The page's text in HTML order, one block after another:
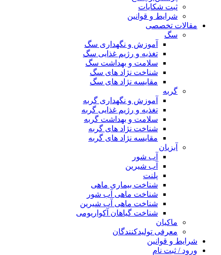
ثبت شکایات
شرایط و قوانین
مقالات تخصصی
سگ
آموزش و نگهداری سگ
تغذیه و رژیم غذایی سگ
سلامت و بهداشت سگ
شناخت نژاد های سگ
مقایسه نژاد های سگ
گربه
آموزش و نگهداری گربه
تغذیه و رژیم غذایی گربه
سلامت و بهداشت گربه
شناخت نژاد های گربه
مقایسه نژاد های گربه
آبزیان
آب شور
آب شیرین
پلنت
شناخت بیماری ماهی
شناخت ماهی آب شور
شناخت ماهی آب شیرین
شناخت گیاهان آکواریومی
ماکیان
معرفی تولیدکنندگان
شرایط و قوانین
ورود / ثبت نام